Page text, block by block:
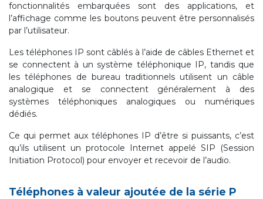
fonctionnalités embarquées sont des applications, et
l’affichage comme les boutons peuvent être personnalisés
par l’utilisateur.
Les téléphones IP sont câblés à l’aide de câbles Ethernet et
se connectent à un système téléphonique IP, tandis que
les téléphones de bureau traditionnels utilisent un câble
analogique et se connectent généralement à des
systèmes téléphoniques analogiques ou numériques
dédiés.
Ce qui permet aux téléphones IP d’être si puissants, c’est
qu’ils utilisent un protocole Internet appelé SIP (Session
Initiation Protocol) pour envoyer et recevoir de l’audio.
Téléphones à valeur ajoutée de la série P